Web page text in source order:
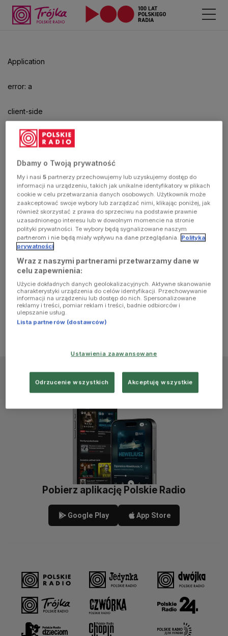
Application
error: a
client-side
exception
has
occurred
(see the
browser
console for
more
information)
Pobierz aplikację Polskie Radio
Google Play App Store
Dbamy o Twoją prywatność
My i nasi5 partnerzy przechowujemy lub uzyskujemy dostęp do
informacji na urządzeniu, takich jak unikalne identyfikatory w plikach
cookie w celu przetwarzania danych osobowych. Użytkownik może
zaakceptować swoje wybory lub zarządzać nimi, klikając poniżej, jak
również skorzystać z prawa do sprzeciwu na podstawie prawnie
uzasadnionego interesu lub w dowolnym momencie na stronie
polityki prywatności. Te wybory będą sygnalizowane naszym
partnerom i nie będą miały wpływu na dane przeglądania. Polityka
prywatności
Wraz z naszymi partnerami przetwarzamy dane w
celu zapewnienia:
Użycie dokładnych danych geolokalizacyjnych. Aktywne skanowanie
charakterystyki urządzenia do celów identyfikacji. Przechowywanie
informacji na urządzeniu lub dostęp do nich. Spersonalizowane
reklamy i treści, pomiar reklam i treści, badnie odbiorców i
ulepszanie usług.
Lista partnerów (dostawców)
Ustawienia zaawansowane
Odrzucenie wszystkich Akceptuję wszystkie